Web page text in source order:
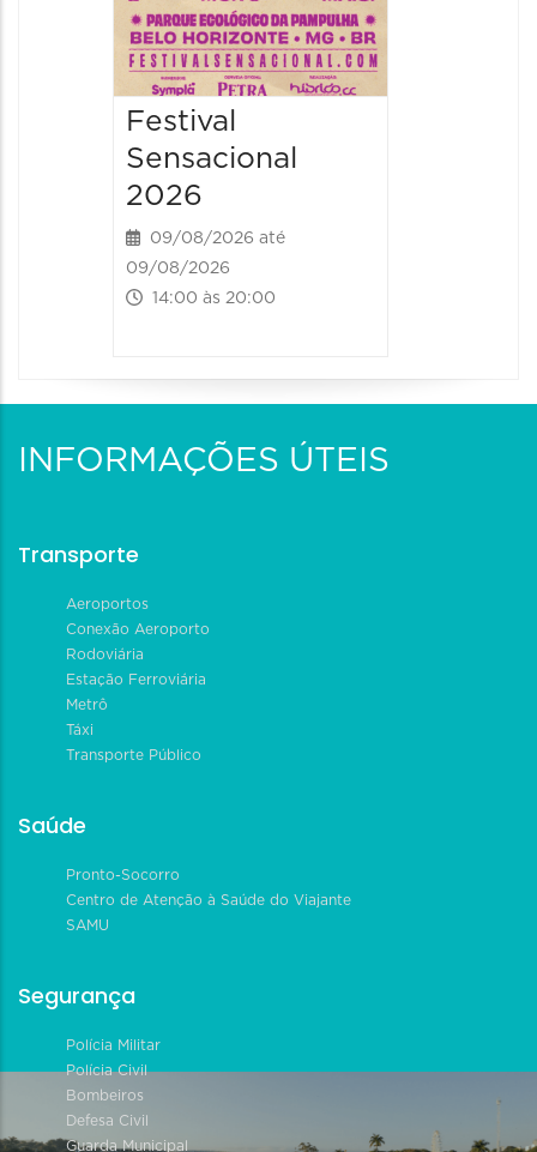
Festival
Sensacional
2026
09/08/2026 até
09/08/2026
14:00 às 20:00
INFORMAÇÕES ÚTEIS
Transporte
Aeroportos
Conexão Aeroporto
Rodoviária
Estação Ferroviária
Metrô
Táxi
Transporte Público
Saúde
Pronto-Socorro
Centro de Atenção à Saúde do Viajante
SAMU
Segurança
Polícia Militar
Polícia Civil
Bombeiros
Defesa Civil
Guarda Municipal